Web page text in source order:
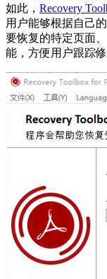
如此， Recovery
用户能够根据自己
要恢复的特定页面
能，方便用户跟踪